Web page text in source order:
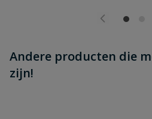
Andere producten die
zijn!